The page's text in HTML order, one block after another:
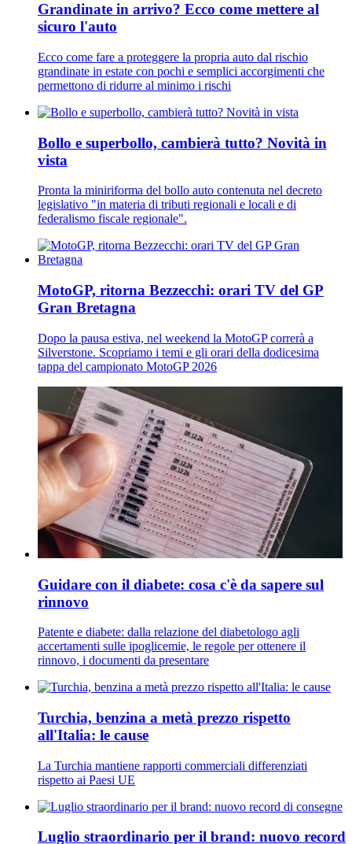
Grandinate in arrivo? Ecco come mettere al
sicuro l'auto
Ecco come fare a proteggere la propria auto dal rischio
grandinate in estate con pochi e semplici accorgimenti che
permettono di ridurre al minimo i rischi
Bollo e superbollo, cambierà tutto? Novità in
vista
Pronta la miniriforma del bollo auto contenuta nel decreto
legislativo "in materia di tributi regionali e locali e di
federalismo fiscale regionale".
MotoGP, ritorna Bezzecchi: orari TV del GP
Gran Bretagna
Dopo la pausa estiva, nel weekend la MotoGP correrà a
Silverstone. Scopriamo i temi e gli orari della dodicesima
tappa del campionato MotoGP 2026
Guidare con il diabete: cosa c'è da sapere sul
rinnovo
Patente e diabete: dalla relazione del diabetologo agli
accertamenti sulle ipoglicemie, le regole per ottenere il
rinnovo, i documenti da presentare
Turchia, benzina a metà prezzo rispetto
all'Italia: le cause
La Turchia mantiene rapporti commerciali differenziati
rispetto ai Paesi UE
Luglio straordinario per il brand: nuovo record